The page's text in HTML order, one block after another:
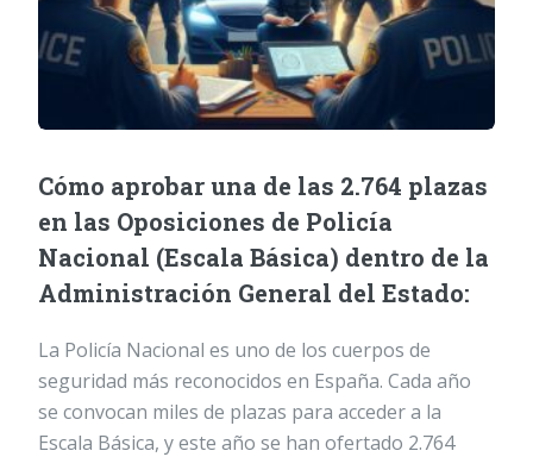
Cómo aprobar una de las 2.764 plazas
en las Oposiciones de Policía
Nacional (Escala Básica) dentro de la
Administración General del Estado:
La Policía Nacional es uno de los cuerpos de
seguridad más reconocidos en España. Cada año
se convocan miles de plazas para acceder a la
Escala Básica, y este año se han ofertado 2.764